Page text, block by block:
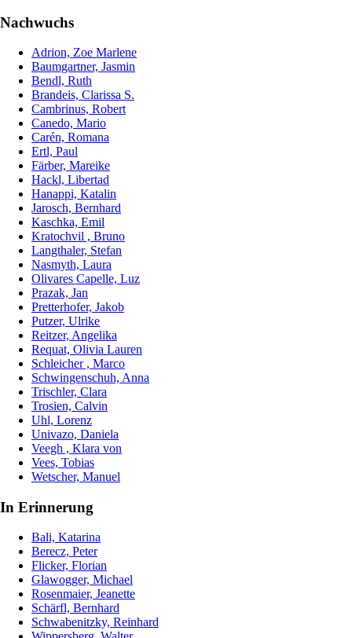
Nachwuchs
Adrion, Zoe Marlene
Baumgartner, Jasmin
Bendl, Ruth
Brandeis, Clarissa S.
Cambrinus, Robert
Canedo, Mario
Carén, Romana
Ertl, Paul
Färber, Mareike
Hackl, Libertad
Hanappi, Katalin
Jarosch, Bernhard
Kaschka, Emil
Kratochvil , Bruno
Langthaler, Stefan
Nasmyth, Laura
Olivares Capelle, Luz
Prazak, Jan
Pretterhofer, Jakob
Putzer, Ulrike
Reitzer, Angelika
Requat, Olivia Lauren
Schleicher , Marco
Schwingenschuh, Anna
Trischler, Clara
Trosien, Calvin
Uhl, Lorenz
Univazo, Daniela
Veegh , Klara von
Vees, Tobias
Wetscher, Manuel
In Erinnerung
Bali, Katarina
Berecz, Peter
Flicker, Florian
Glawogger, Michael
Rosenmaier, Jeanette
Schärfl, Bernhard
Schwabenitzky, Reinhard